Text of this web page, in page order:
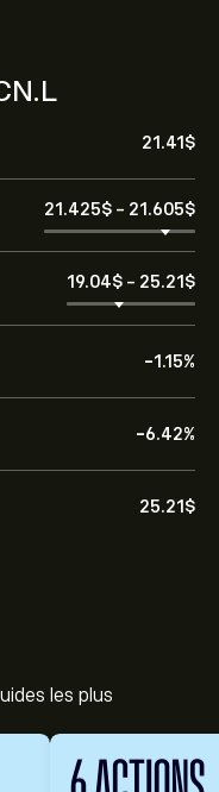
21.41‎$‎
21.425‎$‎ - 21.605‎$‎
19.04‎$‎ - 25.21‎$‎
-1.15%
-6.42%
25.21‎$‎
les plus